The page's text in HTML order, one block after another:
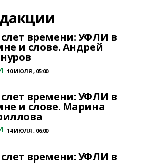
времени: УФЛИ в
и слове. Андрей
10 ИЮЛЯ , 05:00
времени: УФЛИ в
и слове. Марина
14 ИЮЛЯ , 06:00
времени: УФЛИ в